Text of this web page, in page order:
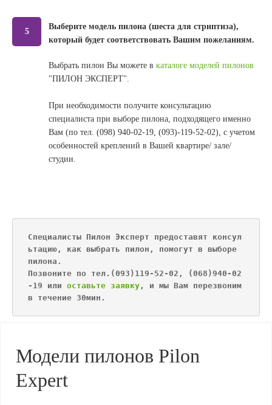
5
Выберите модель пилона (шеста для стриптиза),
который будет соответствовать Вашим пожеланиям.
Выбрать пилон Вы можете в каталоге моделей пилонов
"ПИЛОН ЭКСПЕРТ".
При необходимости получите консультацию
специалиста при выборе пилона, подходящего именно
Вам (по тел. (098) 940-02-19, (093)-119-52-02), с учетом
особенностей креплений в Вашей квартире/ зале/
студии.
Специалисты Пилон Эксперт предоставят консул
ьтацию, как выбрать пилон, помогут в выборе
пилона.
Позвоните по тел.(093)119-52-02, (068)940-02
-19 или оставьте заявку, и мы Вам перезвоним
в течение 30мин.
Модели пилонов Pilon
Expert